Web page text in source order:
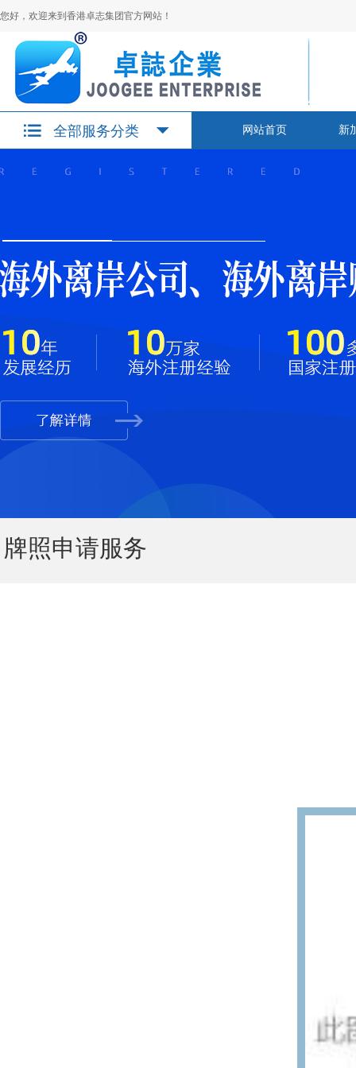
您好，欢迎来到香港卓志集团官方网站！
全部服务分类 网站首页 新
牌照申请服务